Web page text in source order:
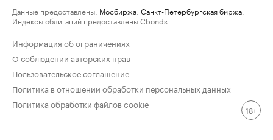
Данные предоставлены: Мосбиржа Санкт-Петербургская биржа
Индексы облигаций предоставлены Cbonds.
Информация об ограничениях
О соблюдении авторских прав
Пользовательское соглашение
Политика в отношении обработки персональных данных
Политика обработки файлов cookie
18+